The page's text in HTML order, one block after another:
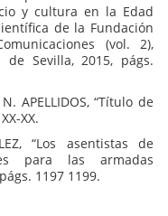
y cultura en la Edad
de la Fundación
(vol. 2),
Sevilla, 2015, págs.
APELLIDOS, “Título de
XX.
“Los asentistas de
para las armadas
1197 1199.